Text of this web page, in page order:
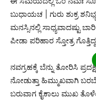
ಬುಧಾಯಚ | ಗುರು ಶುಕ್ರ
ಮನಸ್ಸಿನಲ್ಲಿ ಸಾಧ್ಯವಾದಷ್ಟು
ಪೀಡಾ ಪರಿಹಾರ ಸ್ತೋತ್ರ
ನವಗ್ರಹಕ್ಕೆ ಬೆನ್ನು ತೋರಿಸಿ
ನೋಡುತ್ತಾ ಹಿಮ್ಮುಖವಾಗಿ
ಬರುವಾಗ ಕೈಕಾಲು ಮುಖ